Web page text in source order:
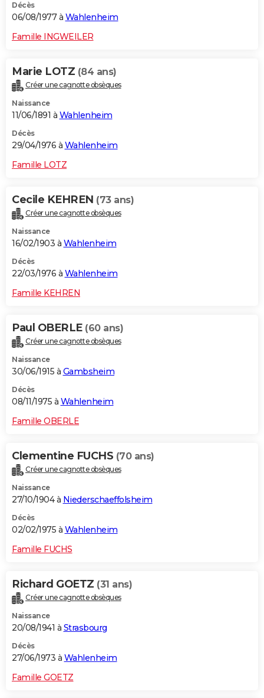
Décès
06/08/1977 à Wahlenheim
Famille INGWEILER
Marie LOTZ (84 ans)
Créer une cagnotte obsèques
Naissance
11/06/1891 à Wahlenheim
Décès
29/04/1976 à Wahlenheim
Famille LOTZ
Cecile KEHREN (73 ans)
Créer une cagnotte obsèques
Naissance
16/02/1903 à Wahlenheim
Décès
22/03/1976 à Wahlenheim
Famille KEHREN
Paul OBERLE (60 ans)
Créer une cagnotte obsèques
Naissance
30/06/1915 à Gambsheim
Décès
08/11/1975 à Wahlenheim
Famille OBERLE
Clementine FUCHS (70 ans)
Créer une cagnotte obsèques
Naissance
27/10/1904 à Niederschaeffolsheim
Décès
02/02/1975 à Wahlenheim
Famille FUCHS
Richard GOETZ (31 ans)
Créer une cagnotte obsèques
Naissance
20/08/1941 à Strasbourg
Décès
27/06/1973 à Wahlenheim
Famille GOETZ